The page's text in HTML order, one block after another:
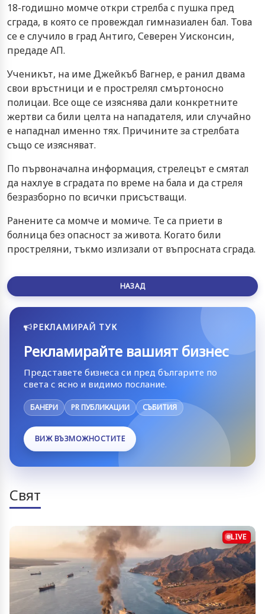
18-годишно момче откри стрелба с пушка пред
сграда, в която се провеждал гимназиален бал. Това
се е случило в град Антиго, Северен Уисконсин,
предаде АП.
Ученикът, на име Джейкъб Вагнер, е ранил двама
свои връстници и е прострелял смъртоносно
полицаи. Все още се изяснява дали конкретните
жертви са били целта на нападателя, или случайно
е нападнал именно тях. Причините за стрелбата
също се изясняват.
По първоначална информация, стрелецът е смятал
да нахлуе в сградата по време на бала и да стреля
безразборно по всички присъстващи.
Ранените са момче и момиче. Те са приети в
болница без опасност за живота. Когато били
простреляни, тъкмо излизали от въпросната сграда.
НАЗАД
РЕКЛАМИРАЙ ТУК
Рекламирайте вашият бизнес
Представете бизнеса си пред българите по
света с ясно и видимо послание.
БАНЕРИ PR ПУБЛИКАЦИИ СЪБИТИЯ
ВИЖ ВЪЗМОЖНОСТИТЕ
Свят
LIVE